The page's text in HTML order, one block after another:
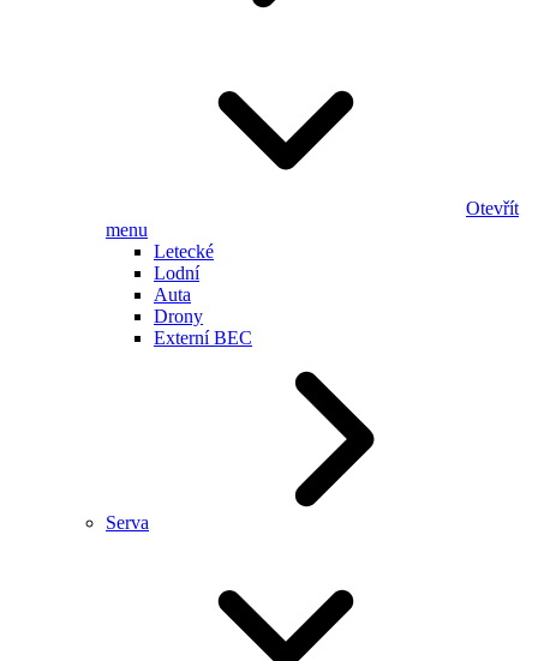
Otevřít
menu
Letecké
Lodní
Auta
Drony
Externí BEC
Serva